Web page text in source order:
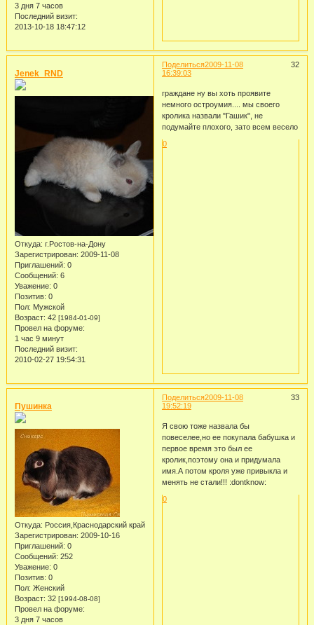
3 дня 7 часов
Последний визит:
2013-10-18 18:47:12
Поделиться 32
2009-11-08
16:39:03
Jenek_RND
Откуда: г.Ростов-на-Дону
Зарегистрирован: 2009-11-08
Приглашений: 0
Сообщений: 6
Уважение: 0
Позитив: 0
Пол: Мужской
Возраст: 42 [1984-01-09]
Провел на форуме:
1 час 9 минут
Последний визит:
2010-02-27 19:54:31
граждане ну вы хоть проявите
немного остроумия.... мы своего
кролика назвали "Гашик", не
подумайте плохого, зато всем весело
0
Поделиться 33
2009-11-08
19:52:19
Пушинка
Откуда: Россия,Краснодарский край
Зарегистрирован: 2009-10-16
Приглашений: 0
Сообщений: 252
Уважение: 0
Позитив: 0
Пол: Женский
Возраст: 32 [1994-08-08]
Провел на форуме:
3 дня 7 часов
Я свою тоже назвала бы
повеселее,но ее покупала бабушка и
первое время это был ее
кролик,поэтому она и придумала
имя.А потом кроля уже привыкла и
менять не стали!!! :dontknow:
0